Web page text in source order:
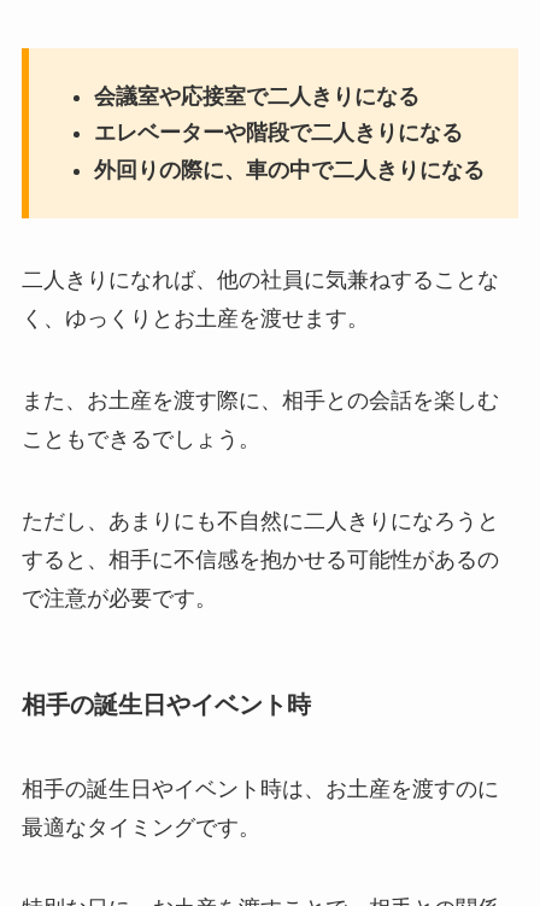
会議室や応接室で二人きりになる
エレベーターや階段で二人きりになる
外回りの際に、車の中で二人きりになる
二人きりになれば、他の社員に気兼ねすることな
く、ゆっくりとお土産を渡せます。
また、お土産を渡す際に、相手との会話を楽しむ
こともできるでしょう。
ただし、あまりにも不自然に二人きりになろうと
すると、相手に不信感を抱かせる可能性があるの
で注意が必要です。
相手の誕生日やイベント時
相手の誕生日やイベント時は、お土産を渡すのに
最適なタイミングです。